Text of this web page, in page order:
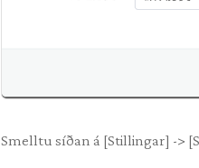
Smelltu síðan á [Stillingar] ->